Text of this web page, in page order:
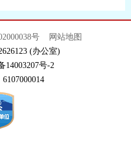
号
网站地图
(办公室)
14003207号-2